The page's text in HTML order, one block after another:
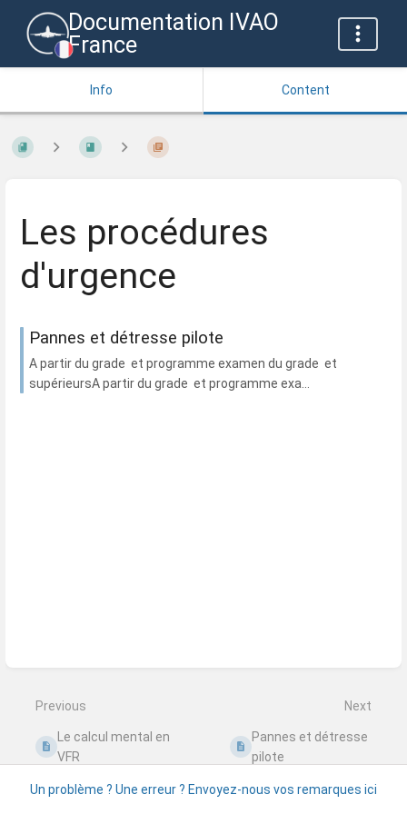
Documentation IVAO
France
Info Content
Les procédures
d'urgence
Pannes et détresse pilote
A partir du grade et programme examen du grade et
supérieursA partir du grade et programme exa...
Previous
Le calcul mental en
VFR
Next
Pannes et détresse
pilote
Un problème ? Une erreur ? Envoyez-nous vos remarques ici